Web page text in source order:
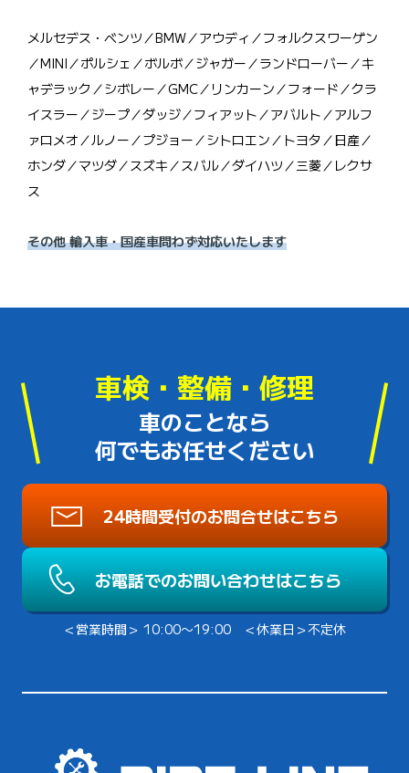
メルセデス・ベンツ／BMW／アウディ／フォルクスワーゲン
／MINI／ポルシェ／ボルボ／ジャガー／ランドローバー／キ
ャデラック／シボレー／GMC／リンカーン／フォード／クラ
イスラー／ジープ／ダッジ／フィアット／アバルト／アルフ
ァロメオ／ルノー／プジョー／シトロエン／トヨタ／日産／
ホンダ／マツダ／スズキ／スバル／ダイハツ／三菱／レクサ
ス
その他 輸入車・国産車問わず対応いたします
車検・整備・修理
車のことなら
何でもお任せください
24時間受付のお問合せはこちら
お電話でのお問い合わせはこちら
＜営業時間＞ 10:00〜19:00 ＜休業日＞不定休